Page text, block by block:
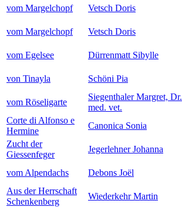
vom Margelchopf Vetsch Doris
vom Margelchopf
Vetsch Doris
vom Egelsee
Dürrenmatt Sibylle
von Tinayla
Schöni Pia
vom Röseligarte
Siegenthaler Margret, Dr.
med. vet.
Corte di Alfonso e
Hermine
Canonica Sonia
Zucht der
Giessenfeger
Jegerlehner Johanna
vom Alpendachs
Debons Joël
Aus der Herrschaft
Schenkenberg
Wiederkehr Martin